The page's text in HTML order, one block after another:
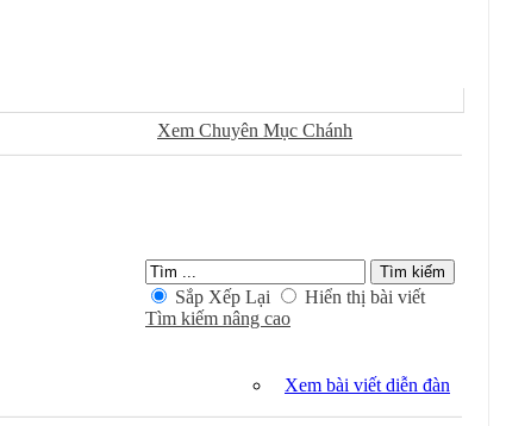
Ðánh Dấu Ðã Ðọc
Xem Chuyên Mục Chánh
Sắp Xếp Lại
Hiển thị bài viết
Tìm kiếm nâng cao
Xem bài viết diễn đàn